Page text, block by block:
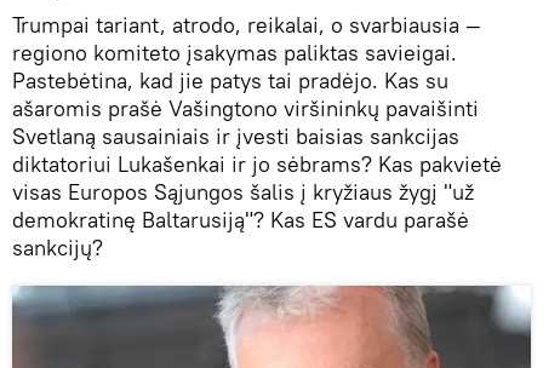
Trumpai tariant, atrodo, reikalai, o svarbiausia —
regiono komiteto įsakymas paliktas savieigai.
Pastebėtina, kad jie patys tai pradėjo. Kas su
ašaromis prašė Vašingtono viršininkų pavaišinti
Svetlaną sausainiais ir įvesti baisias sankcijas
diktatoriui Lukašenkai ir jo sėbrams? Kas pakvietė
visas Europos Sąjungos šalis į kryžiaus žygį "už
demokratinę Baltarusiją"? Kas ES vardu parašė
sankcijų?